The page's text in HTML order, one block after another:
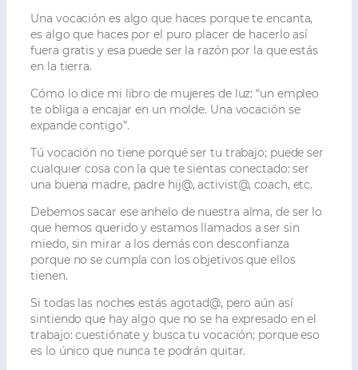
Una vocación es algo que haces porque te encanta,
es algo que haces por el puro placer de hacerlo así
fuera gratis y esa puede ser la razón por la que estás
en la tierra.
Cómo lo dice mi libro de mujeres de luz: “un empleo
te obliga a encajar en un molde. Una vocación se
expande contigo”.
Tú vocación no tiene porqué ser tu trabajo; puede ser
cualquier cosa con la que te sientas conectado: ser
una buena madre, padre hij@, activist@, coach, etc.
Debemos sacar ese anhelo de nuestra alma, de ser lo
que hemos querido y estamos llamados a ser sin
miedo, sin mirar a los demás con desconfianza
porque no se cumpla con los objetivos que ellos
tienen.
Si todas las noches estás agotad@, pero aún así
sintiendo que hay algo que no se ha expresado en el
trabajo: cuestiónate y busca tu vocación; porque eso
es lo único que nunca te podrán quitar.